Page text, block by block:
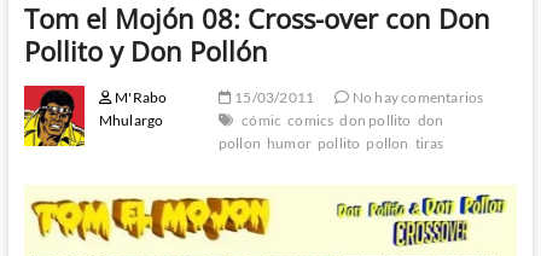
Tom el Mojón 08: Cross-over con Don
Pollito y Don Pollón
M'Rabo
Mhulargo
15/03/2011
No hay comentarios
cómic comics don pollito don
pollon humor pollito pollon tiras